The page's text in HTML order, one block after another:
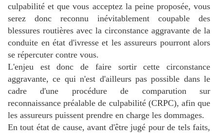
culpabilité et que vous acceptez la peine proposée, vous
serez donc reconnu inévitablement coupable des
blessures routières avec la circonstance aggravante de la
conduite en état d'ivresse et les assureurs pourront alors
se répercuter contre vous.
L'enjeu est donc de faire sortir cette circonstance
aggravante, ce qui n'est d'ailleurs pas possible dans le
cadre d'une procédure de comparution sur
reconnaissance préalable de culpabilité (CRPC), afin que
les assureurs puissent prendre en charge les dommages.
En tout état de cause, avant d'être jugé pour de tels faits,